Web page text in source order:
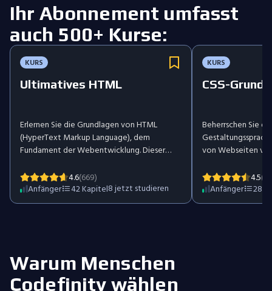
Ihr Abonnement umfasst
auch 500+ Kurse:
KURS
Ultimatives HTML
Erlernen Sie die Grundlagen von HTML
(HyperText Markup Language), dem
Fundament der Webentwicklung. Dieser
Attribute, Elemente und die Strukturierung
von Webseiten. Erwerben Sie praktische
Fähigkeiten im Erstellen von Überschriften,
HTML.
Anfänger 42Kapitel8jetzt studieren
4.6(669)
KURS
CSS-
Beherrschen Sie
von Webseiten
Abstände, das
dekorative
Fähigkeiten, um
Anfänger 28
4.5
Warum Menschen
Codefinity wählen